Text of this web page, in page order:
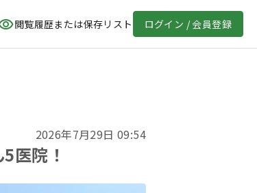
閲覧履歴または保存リスト ログイン / 会員登録
2026年7月29日 09:54
医院！